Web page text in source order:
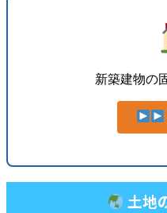
新築建物の
土地